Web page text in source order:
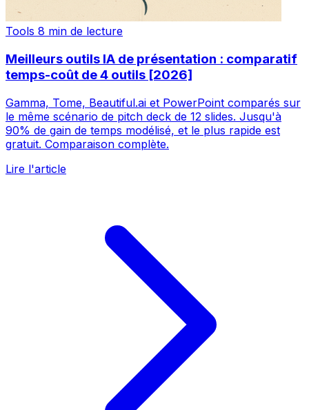
Tools 8 min de lecture
Meilleurs outils IA de présentation : comparatif
temps-coût de 4 outils [2026]
Gamma, Tome, Beautiful.ai et PowerPoint comparés sur
le même scénario de pitch deck de 12 slides. Jusqu'à
90% de gain de temps modélisé, et le plus rapide est
gratuit. Comparaison complète.
Lire l'article